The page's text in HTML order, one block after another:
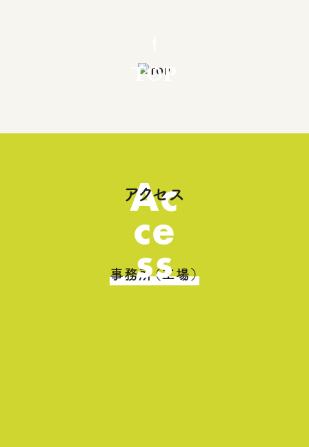
TOP
Ac
ce
ss
アクセス
事務所（工場）